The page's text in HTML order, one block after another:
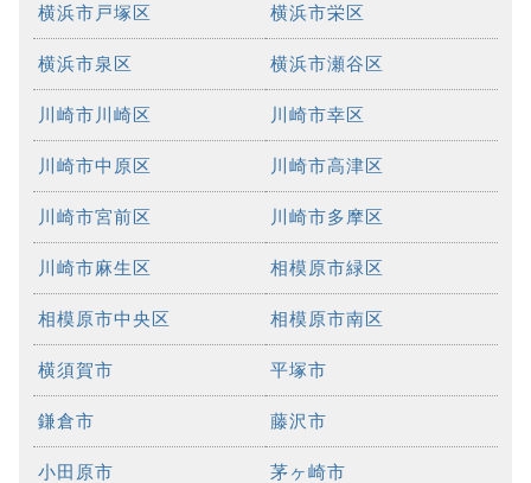
横浜市戸塚区 横浜市栄区
横浜市泉区 横浜市瀬谷区
川崎市川崎区 川崎市幸区
川崎市中原区 川崎市高津区
川崎市宮前区 川崎市多摩区
川崎市麻生区 相模原市緑区
相模原市中央区 相模原市南区
横須賀市 平塚市
鎌倉市 藤沢市
小田原市 茅ヶ崎市